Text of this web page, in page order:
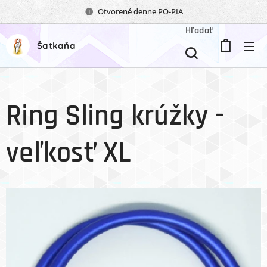
Otvorené denne PO-PIA
Šatkaňa
Hľadať
Ring Sling krúžky -
veľkosť XL